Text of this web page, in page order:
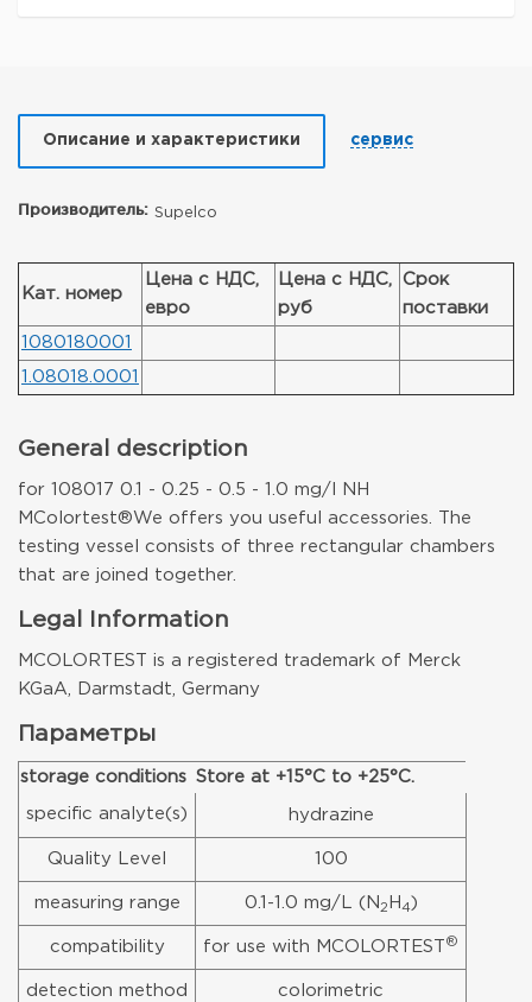
Описание и характеристики сервис
Производитель: Supelco
Кат. номер
Цена с НДС,
евро
Цена с НДС,
руб
Срок
поставки
1080180001
1.08018.0001
General description
for 108017 0.1 - 0.25 - 0.5 - 1.0 mg/l NH
MColortest®We offers you useful accessories. The
testing vessel consists of three rectangular chambers
that are joined together.
Legal Information
MCOLORTEST is a registered trademark of Merck
KGaA, Darmstadt, Germany
Параметры
storage conditions Store at +15°C to +25°C.
specific analyte(s) hydrazine
Quality Level 100
measuring range 0.1-1.0 mg/L (N 2 H 4 )
compatibility for use with MCOLORTEST ®
detection method colorimetric